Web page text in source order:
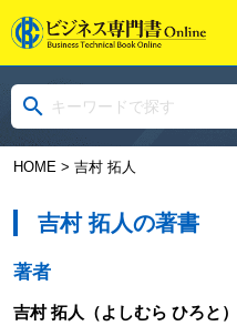
HOME> 吉村 拓人
吉村 拓人の著書
著者
吉村 拓人 （よしむら ひろと）